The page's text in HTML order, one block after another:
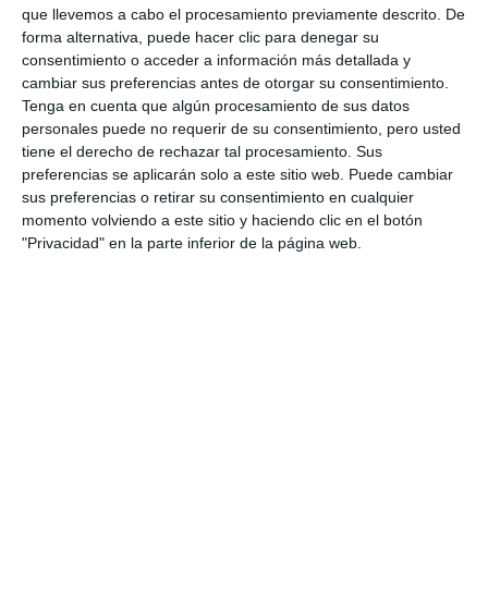
que llevemos a cabo el procesamiento previamente descrito. De
forma alternativa, puede hacer clic para denegar su
consentimiento o acceder a información más detallada y
cambiar sus preferencias antes de otorgar su consentimiento.
Tenga en cuenta que algún procesamiento de sus datos
personales puede no requerir de su consentimiento, pero usted
tiene el derecho de rechazar tal procesamiento. Sus
preferencias se aplicarán solo a este sitio web. Puede cambiar
sus preferencias o retirar su consentimiento en cualquier
momento volviendo a este sitio y haciendo clic en el botón
"Privacidad" en la parte inferior de la página web.